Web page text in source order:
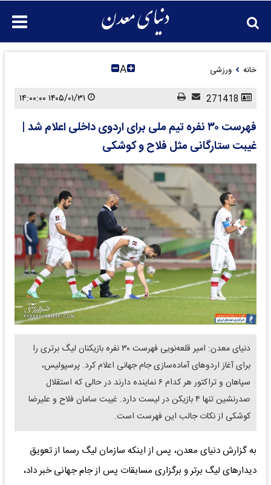
خانه ورزشی A
فهرست ۳۰ نفره تیم ملی برای اردوی داخلی اعلام شد |
غیبت ستارگانی مثل فلاح و کوشکی
دنیای معدن: امیر قلعه‌نویی فهرست ۳۰ نفره بازیکنان لیگ برتری را
برای آغاز اردوهای آماده‌سازی جام جهانی اعلام کرد. پرسپولیس،
سپاهان و تراکتور هر کدام ۶ نماینده دارند در حالی که استقلال
صدرنشین تنها ۴ بازیکن در لیست دارد. غیبت سامان فلاح و علیرضا
کوشکی از نکات جالب این فهرست است.
به گزارش دنیای معدن، پس از اینکه سازمان لیگ رسما از تعویق
دیدار‌های لیگ برتر و برگزاری مسابقات پس از جام جهانی خبر داد،